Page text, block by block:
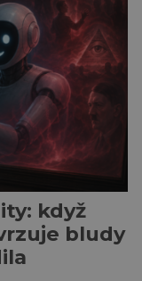
sociálních
když
bludy